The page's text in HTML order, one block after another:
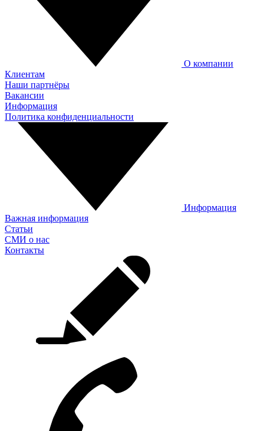
О компании
Клиентам
Наши партнёры
Вакансии
Информация
Политика конфиденциальности
Информация
Важная информация
Статьи
СМИ о нас
Контакты